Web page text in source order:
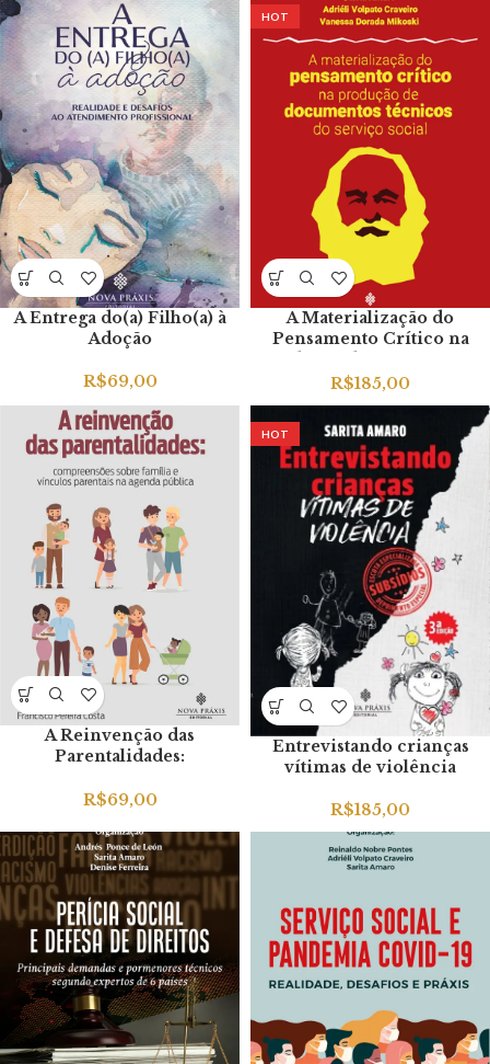
A Entrega do(a) Filho(a) à
Adoção
R$69,00
HOT
A Materialização do
Pensamento Crítico na
Técnicos do Serviço Social
R$185,00
A Reinvenção das
Parentalidades:
Família e Vínculos
Pública
R$69,00
HOT
Entrevistando crianças
vítimas de violência
R$185,00